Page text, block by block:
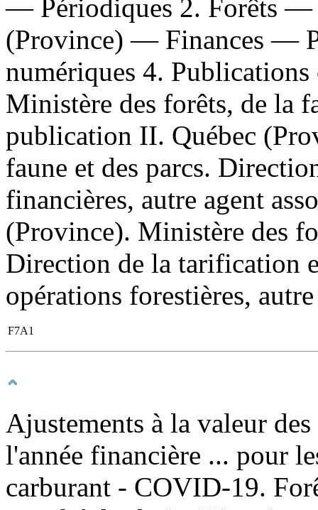
— Périodiques 2. Forêts
(Province) — Finances —
numériques 4.
Ministère des forêts, de la
publication II. Québec
faune et des parcs.
financières, autre agent
(Province). Ministère des
Direction de la tarification
opérations forestières,
F7A1
Ajustements à la valeur
l'année financière ... pour
carburant - COVID-19.